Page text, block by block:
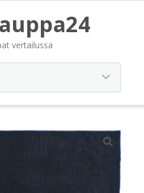
vertailussa